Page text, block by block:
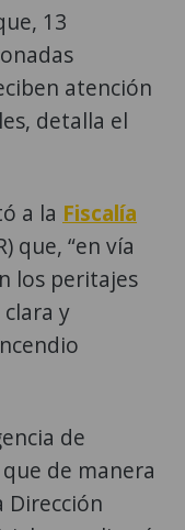
13
atención
detalla el
a la Fiscalía
que, “en vía
los peritajes
y
de
de manera
Dirección